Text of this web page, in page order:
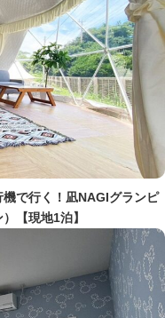
機で行く！凪NAGIグランピ
【現地1泊】